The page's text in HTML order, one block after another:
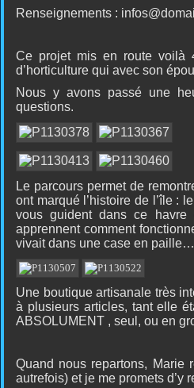
Renseignements :
Ce projet mis en route voilà
d’horticulture qui avec son
Nous y avons passé une
questions.
Le parcours permet de
ont marqué l’histoire de l’île :
vous guident dans ce
apprennent comment
vivait dans une case en paille…
Une boutique artisanale très
à plusieurs articles, tant elle
ABSOLUMENT , seul, ou en
Quand nous repartons, Marie
autrefois) et je me promets d’y